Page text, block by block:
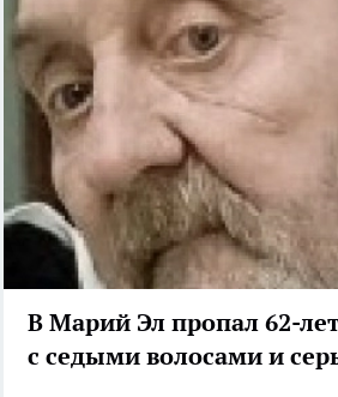
В Марий Эл пропал 62-
с седыми волосами и